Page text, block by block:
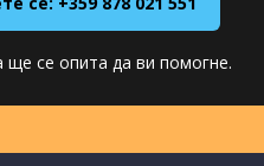
ще се опита да ви помогне.